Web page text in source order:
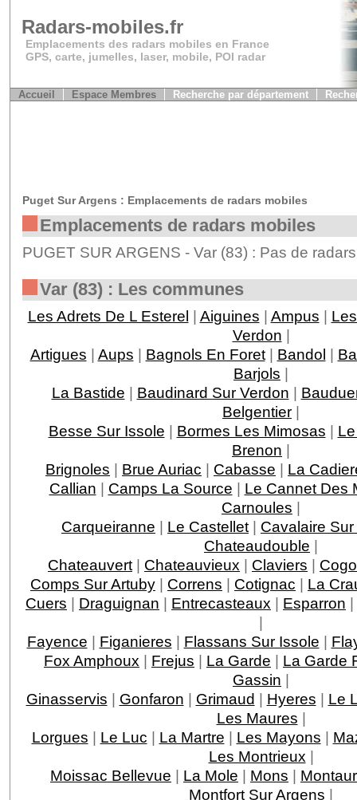
Radars-mobiles.fr
Emplacements des radars mobiles en France
GPS, carte, jumelles, laser, mobile, POI radar
Accueil Espace Membres Recherche par département
Puget Sur Argens : Emplacements de radars mobiles
Emplacements de radars mobiles
PUGET SUR ARGENS - Var (83) : Pas de
Var (83) : Les communes
Les Adrets De L Esterel | Aiguines | Ampus |
Verdon |
Artigues | Aups | Bagnols En Foret| Bandol |
Barjols |
La Bastide | Baudinard Sur Verdon |
Belgentier |
Besse Sur Issole | Bormes Les Mimosas |
Brenon |
Brignoles | Brue Auriac | Cabasse | La
Callian | Camps La Source | Le Cannet Des
Carnoules |
Carqueiranne | Le Castellet | Cavalaire
Chateaudouble |
Chateauvert | Chateauvieux | Claviers |
Comps Sur Artuby | Correns | Cotignac | La
Cuers | Draguignan | Entrecasteaux | Esparron |
|
Fayence | Figanieres | Flassans Sur Issole |
Fox Amphoux | Frejus | La Garde | La Garde
Gassin |
Ginasservis | Gonfaron | Grimaud | Hyeres | Le
Les Maures |
Lorgues | Le Luc | La Martre | Les Mayons |
Les Montrieux |
Moissac Bellevue | La Mole | Mons |
Montfort Sur Argens |